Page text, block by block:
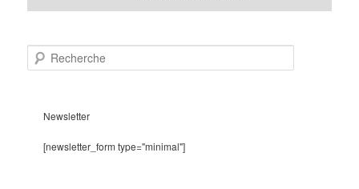
e
Newsletter
[newsletter_form type="minimal"]